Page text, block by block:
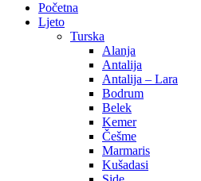
Početna
Ljeto
Turska
Alanja
Antalija
Antalija – Lara
Bodrum
Belek
Kemer
Češme
Marmaris
Kušadasi